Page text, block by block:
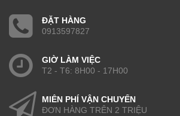
ĐẶT HÀNG
0913597827
GIỜ LÀM VIỆC
T2 - T6: 8H00 - 17H00
MIỄN PHÍ VẬN CHUYỂN
ĐƠN HÀNG TRÊN 2 TRIỆU